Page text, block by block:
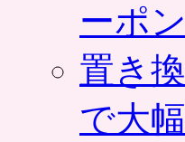
ーポ
置き
で大